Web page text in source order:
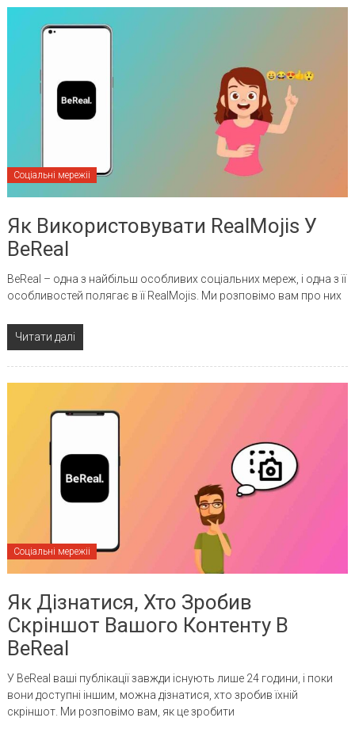
Соціальні мережіі
Як Використовувати RealMojis У
BeReal
BeReal – одна з найбільш особливих соціальних мереж, і одна з її
особливостей полягає в її RealMojis. Ми розповімо вам про них
Читати далі
Соціальні мережіі
Як Дізнатися, Хто Зробив
Скріншот Вашого Контенту В
BeReal
У BeReal ваші публікації завжди існують лише 24 години, і поки
вони доступні іншим, можна дізнатися, хто зробив їхній
скріншот. Ми розповімо вам, як це зробити